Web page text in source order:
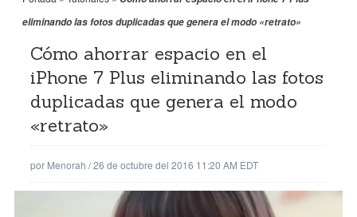
eliminando las fotos duplicadas que genera el modo «retrato»
Cómo ahorrar espacio en el
iPhone 7 Plus eliminando las fotos
duplicadas que genera el modo
«retrato»
por Menorah /26 de octubre del 2016 11:20 AM EDT